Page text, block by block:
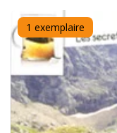
1 exemplaire